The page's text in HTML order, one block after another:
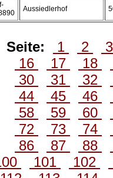
Aussiedlerhof
Seite: 1 2
16
17 18
30
31 32
44
45 46
58
59 60
72
73 74
86
87 88
101 102